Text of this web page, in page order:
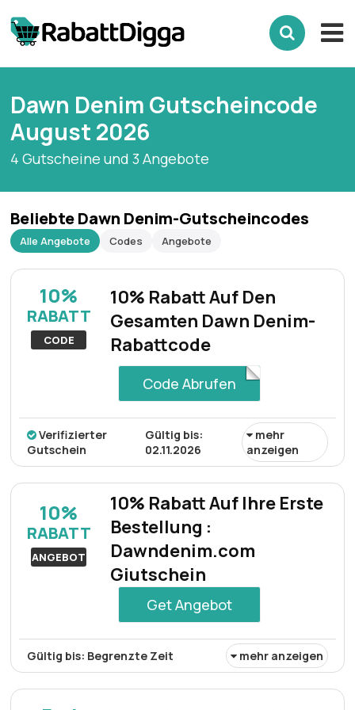
Dawn Denim Gutscheincode
August 2026
4 Gutscheine und 3 Angebote
Beliebte Dawn Denim-Gutscheincodes
Alle Angebote Codes Angebote
10%
RABATT
CODE
10% Rabatt Auf Den
Gesamten Dawn Denim-
Rabattcode
Code Abrufen
Verifizierter
Gutschein
Gültig bis:
02.11.2026
mehr
anzeigen
Einzelpersonen 10% Rabatt auf alle verfügbaren Artikel
der gesamten Dawn Denim-Kollektion erhalten, indem sie
während des Kaufvorgangs den bereitgestellten
Rabattcode verwenden.
10%
RABATT
ANGEBOT
10% Rabatt Auf Ihre Erste
Bestellung :
Dawndenim.com
Giutschein
Get Angebot
Gültig bis: Begrenzte Zeit mehr anzeigen